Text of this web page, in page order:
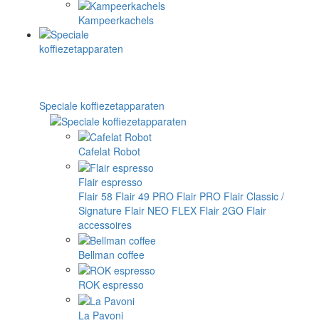
Kampeerkachels
Speciale koffiezetapparaten
Cafelat Robot
Flair espresso
Flair 58 Flair 49 PRO Flair PRO Flair Classic /
Signature Flair NEO FLEX Flair 2GO Flair
accessoires
Bellman coffee
ROK espresso
La Pavoni